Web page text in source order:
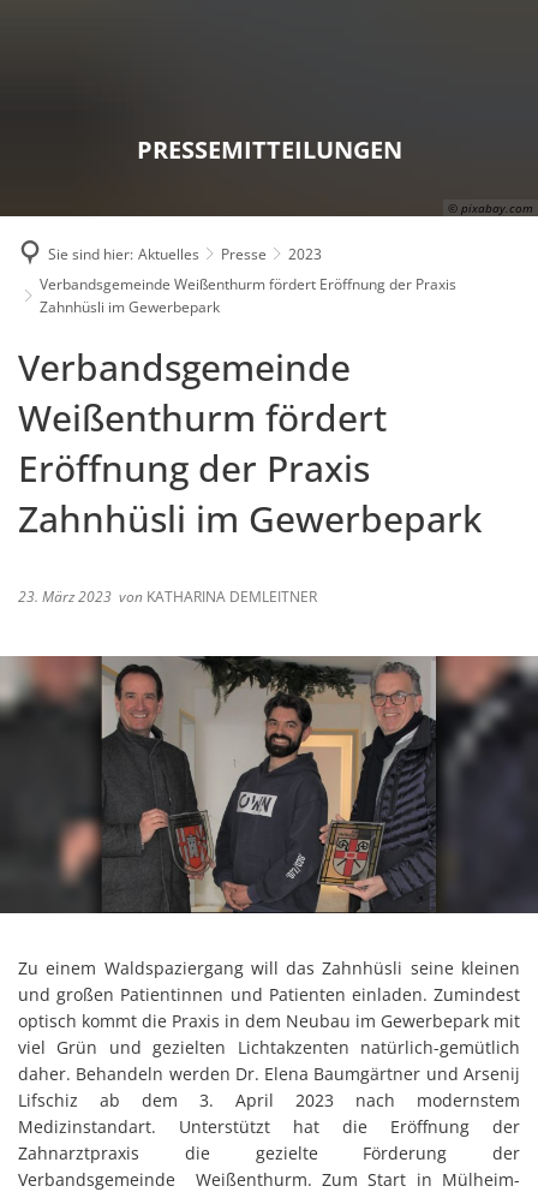
© pixabay.com
PRESSEMITTEILUNGEN
Sie sind hier: Aktuelles Presse
2023
Verbandsgemeinde Weißenthurm fördert Eröffnung der Praxis
Zahnhüsli im Gewerbepark
Verbandsgemeinde
Weißenthurm fördert
Eröffnung der Praxis
Zahnhüsli im Gewerbepark
23. März 2023 von KATHARINA DEMLEITNER
Zu einem Waldspaziergang will das Zahnhüsli seine kleinen
und großen Patientinnen und Patienten einladen. Zumindest
optisch kommt die Praxis in dem Neubau im Gewerbepark mit
viel Grün und gezielten Lichtakzenten natürlich-gemütlich
daher. Behandeln werden Dr. Elena Baumgärtner und Arsenij
Lifschiz ab dem 3. April 2023 nach modernstem
Medizinstandart. Unterstützt hat die Eröffnung der
Zahnarztpraxis die gezielte Förderung der
Verbandsgemeinde Weißenthurm. Zum Start in Mülheim-